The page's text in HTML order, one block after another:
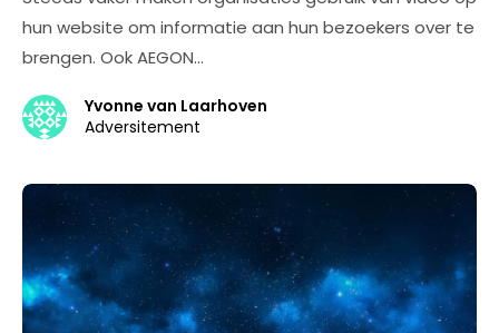
hun website om informatie aan hun bezoekers over te
brengen. Ook AEGON…
Yvonne van Laarhoven
Adversitement